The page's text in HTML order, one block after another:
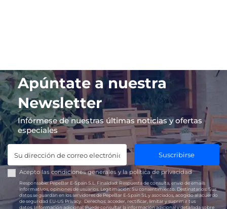
Apúntate a nuestra
Newsletter
Infórmese de nuestras últimas noticias y ofertas
especiales
Suscribirse
Acepto las condiciones generales y lapolítica de privacidad
Responsable:PepeBar E-Spain S.L. Finalidad: Respuesta de consulta, envío de emails
informativos, opiniones de usuarios. Legitimación: Su consentimiento. Destinatarios: Sus
datos se guardan en los servidores de PepeBar E-Spain SL y asociados, acogido al acuerdo
de seguridad EU-US Privacy.
Derechos: acceder, rectificar, limitar y suprimir tus
datos. Información adicional:Puede consultar la información adicional y detallada sobre